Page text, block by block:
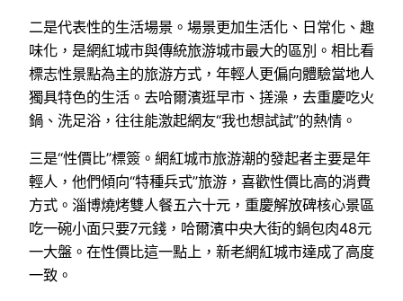
二是代表性的生活場景。場景更加生活化、日常化、趣
味化，是網紅城市與傳統旅游城市最大的區別。相比看
標志性景點為主的旅游方式，年輕人更偏向體驗當地人
獨具特色的生活。去哈爾濱逛早市、搓澡，去重慶吃火
鍋、洗足浴，往往能激起網友“我也想試試”的熱情。
三是“性價比”標簽。網紅城市旅游潮的發起者主要是年
輕人，他們傾向“特種兵式”旅游，喜歡性價比高的消費
方式。淄博燒烤雙人餐五六十元，重慶解放碑核心景區
吃一碗小面只要7元錢，哈爾濱中央大街的鍋包肉48元
一大盤。在性價比這一點上，新老網紅城市達成了高度
一致。